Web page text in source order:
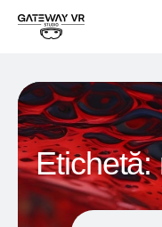
Etichetă: